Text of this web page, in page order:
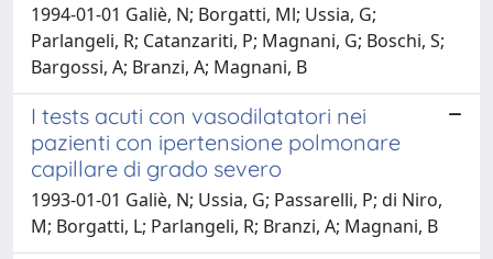
1994-01-01 Galiè, N; Borgatti, Ml; Ussia, G;
Parlangeli, R; Catanzariti, P; Magnani, G; Boschi, S;
Bargossi, A; Branzi, A; Magnani, B
I tests acuti con vasodilatatori nei
pazienti con ipertensione polmonare
capillare di grado severo
1993-01-01 Galiè, N; Ussia, G; Passarelli, P; di Niro,
M; Borgatti, L; Parlangeli, R; Branzi, A; Magnani, B